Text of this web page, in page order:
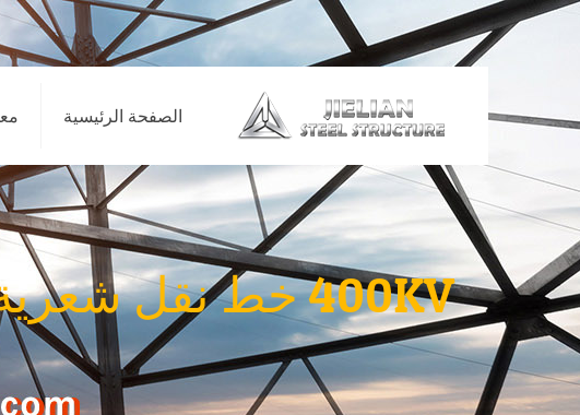
الصفحة الرئيسية
400KV خط نقل شعرية الصلب برج تصميم رسومات متطلبات